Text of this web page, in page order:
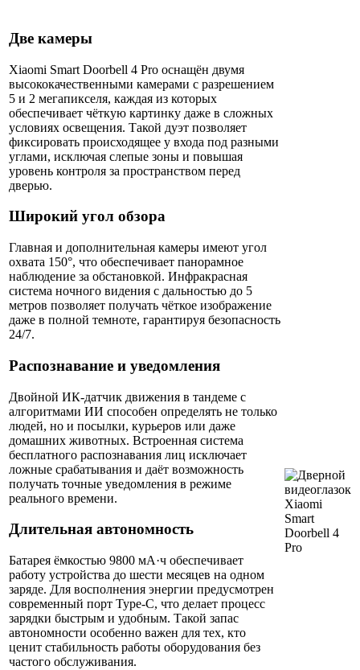
Две камеры
Xiaomi Smart Doorbell 4 Pro оснащён двумя
высококачественными камерами с разрешением
5 и 2 мегапикселя, каждая из которых
обеспечивает чёткую картинку даже в сложных
условиях освещения. Такой дуэт позволяет
фиксировать происходящее у входа под разными
углами, исключая слепые зоны и повышая
уровень контроля за пространством перед
дверью.
Широкий угол обзора
Главная и дополнительная камеры имеют угол
охвата 150°, что обеспечивает панорамное
наблюдение за обстановкой. Инфракрасная
система ночного видения с дальностью до 5
метров позволяет получать чёткое изображение
даже в полной темноте, гарантируя безопасность
24/7.
Распознавание и уведомления
Двойной ИК-датчик движения в тандеме с
алгоритмами ИИ способен определять не только
людей, но и посылки, курьеров или даже
домашних животных. Встроенная система
бесплатного распознавания лиц исключает
ложные срабатывания и даёт возможность
получать точные уведомления в режиме
реального времени.
Длительная автономность
Батарея ёмкостью 9800 мА·ч обеспечивает
работу устройства до шести месяцев на одном
заряде. Для восполнения энергии предусмотрен
современный порт Type-C, что делает процесс
зарядки быстрым и удобным. Такой запас
автономности особенно важен для тех, кто
ценит стабильность работы оборудования без
частого обслуживания.